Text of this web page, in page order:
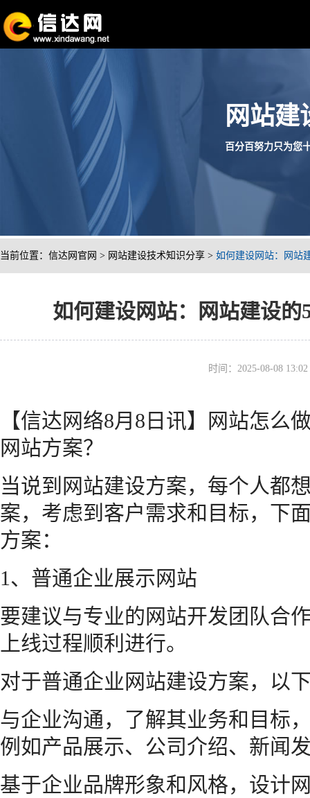
网站建
百分百努力只为您
当前位置： 信达网官网 > 网站建设技术知识分享 > 如何建设网站：网站
如何建设网站：网站建设的
时间：2025-08-08
【信达网络8月8日讯】网站怎么
网站方案？
当说到网站建设方案，每个人都
案，考虑到客户需求和目标，下
方案：
1、普通企业展示网站
要建议与专业的网站开发团队合
上线过程顺利进行。
对于普通企业网站建设方案，以
与企业沟通，了解其业务和目标
例如产品展示、公司介绍、新闻
基于企业品牌形象和风格，设计